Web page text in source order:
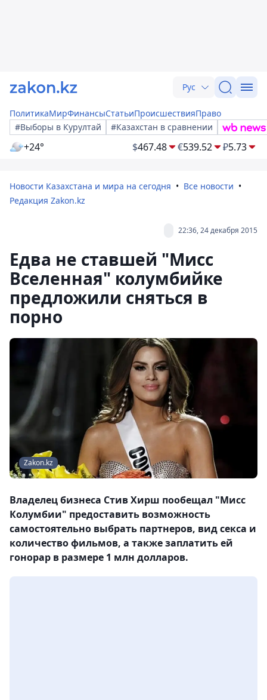
Рус
ПолитикаМирФинансыСтатьиПроисшествияПраво
#Выборы в Курултай
#Казахстан в сравнении
+24° $467.48 €539.52 ₽5.73
Новости Казахстана и мира на сегодня
Все новости
Редакция Zakon.kz
22:36, 24 декабря 2015
Едва не ставшей "Мисс
Вселенная" колумбийке
предложили сняться в
порно
Zakon.kz
Владелец бизнеса Стив Хирш пообещал "Мисс
Колумбии" предоставить возможность
самостоятельно выбрать партнеров, вид секса и
количество фильмов, а также заплатить ей
гонорар в размере 1 млн долларов.